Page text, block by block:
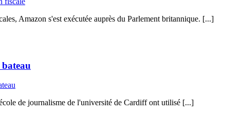
Amazon s'est exécutée auprès du Parlement britannique. [...]
de journalisme de l'université de Cardiff ont utilisé [...]